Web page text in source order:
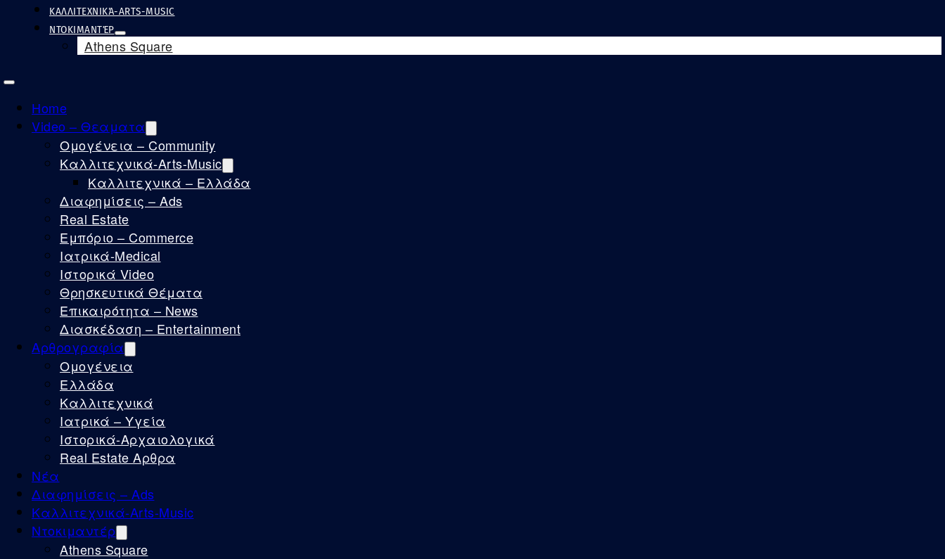
ΚΑΛΛΙΤΕΧΝΙΚΆ-ARTS-MUSIC
ΝΤΟΚΙΜΑΝΤΈΡ
Athens Square
Home
Video – Θεαματα
Ομογένεια – Community
Καλλιτεχνικά-Arts-Music
Καλλιτεχνικά – Ελλάδα
Διαφημίσεις – Ads
Real Estate
Εμπόριο – Commerce
Ιατρικά-Medical
Ιστορικά Video
Θρησκευτικά Θέματα
Επικαιρότητα – News
Διασκέδαση – Entertainment
Αρθρογραφία
Ομογένεια
Ελλάδα
Καλλιτεχνικά
Ιατρικά – Υγεία
Ιστορικά-Αρχαιολογικά
Real Estate Αρθρα
Νέα
Διαφημίσεις – Ads
Καλλιτεχνικά-Arts-Music
Ντοκιμαντέρ
Athens Square